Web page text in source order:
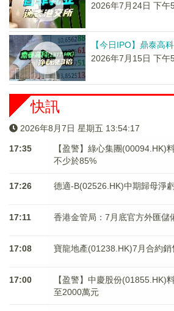
2026年7月24日 下午
【今日IPO】鼎泰高
2026年7月15日 下午
快訊
2026年8月7日 星期五 13:54:18
17:35
【盈警】綠心集團(00094.HK)
不少於85%
17:26 德適-B(02526.HK)中期歸母淨
17:11 香港金管局：7月底官方外匯儲
17:08 寶龍地產(01238.HK)7月合約
17:00
【盈警】中慶股份(01855.HK)
至2000萬元